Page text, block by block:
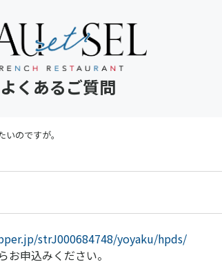
よくあるご質問
いのですが。
strJ000684748/yoyaku/hpds/
申込みください。